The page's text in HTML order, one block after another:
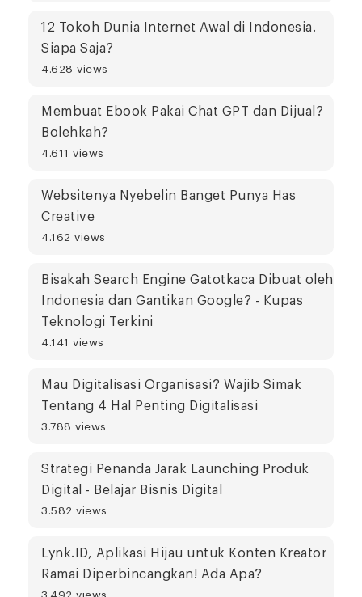
12 Tokoh Dunia Internet Awal di Indonesia.
Siapa Saja?
4.628 views
Membuat Ebook Pakai Chat GPT dan Dijual?
Bolehkah?
4.611 views
Websitenya Nyebelin Banget Punya Has
Creative
4.162 views
Bisakah Search Engine Gatotkaca Dibuat oleh
Indonesia dan Gantikan Google? - Kupas
Teknologi Terkini
4.141 views
Mau Digitalisasi Organisasi? Wajib Simak
Tentang 4 Hal Penting Digitalisasi
3.788 views
Strategi Penanda Jarak Launching Produk
Digital - Belajar Bisnis Digital
3.582 views
Lynk.ID, Aplikasi Hijau untuk Konten Kreator
Ramai Diperbincangkan! Ada Apa?
3.492 views